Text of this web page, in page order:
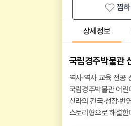
찜하
상세정보
국립경주박물관
역사·역사 교육 전공
국립경주박물관 어
신라의 건국·성장·
스토리형으로 해설한